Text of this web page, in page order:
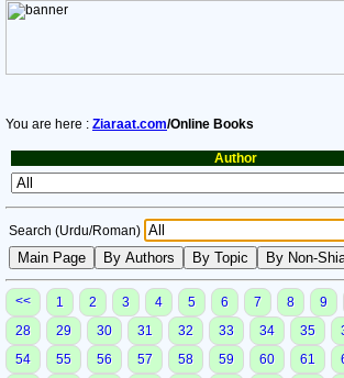
You are here : Ziaraat.com/Online Books
Author
Search (Urdu/Roman)
<< 1 2 3 4 5 6 7 8 9
28
29 30 31 32 33 34 35
54
55 56 57 58 59 60 61